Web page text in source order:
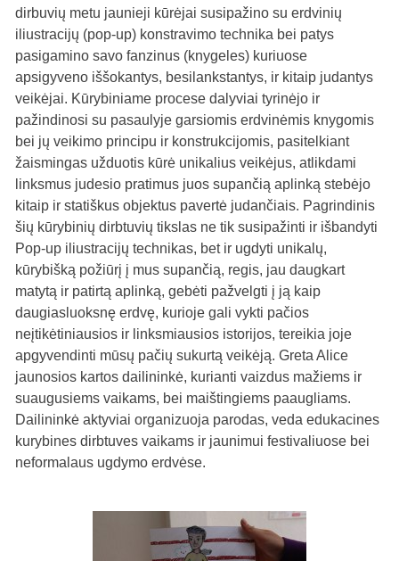
dirbuvių metu jaunieji kūrėjai susipažino su erdvinių
iliustracijų (pop-up) konstravimo technika bei patys
pasigamino savo fanzinus (knygeles) kuriuose
apsigyveno iššokantys, besilankstantys, ir kitaip judantys
veikėjai. Kūrybiniame procese dalyviai tyrinėjo ir
pažindinosi su pasaulyje garsiomis erdvinėmis knygomis
bei jų veikimo principu ir konstrukcijomis, pasitelkiant
žaismingas užduotis kūrė unikalius veikėjus, atlikdami
linksmus judesio pratimus juos supančią aplinką stebėjo
kitaip ir statiškus objektus pavertė judančiais. Pagrindinis
šių kūrybinių dirbtuvių tikslas ne tik susipažinti ir išbandyti
Pop-up iliustracijų technikas, bet ir ugdyti unikalų,
kūrybišką požiūrį į mus supančią, regis, jau daugkart
matytą ir patirtą aplinką, gebėti pažvelgti į ją kaip
daugiasluoksnę erdvę, kurioje gali vykti pačios
neįtikėtiniausios ir linksmiausios istorijos, tereikia joje
apgyvendinti mūsų pačių sukurtą veikėją. Greta Alice
jaunosios kartos dailininkė, kurianti vaizdus mažiems ir
suaugusiems vaikams, bei maištingiems paaugliams.
Dailininkė aktyviai organizuoja parodas, veda edukacines
kurybines dirbtuves vaikams ir jaunimui festivaliuose bei
neformalaus ugdymo erdvėse.